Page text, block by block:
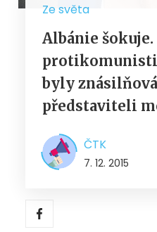
Ze světa
Albánie
byly
představiteli
ČTK
7. 12. 2015